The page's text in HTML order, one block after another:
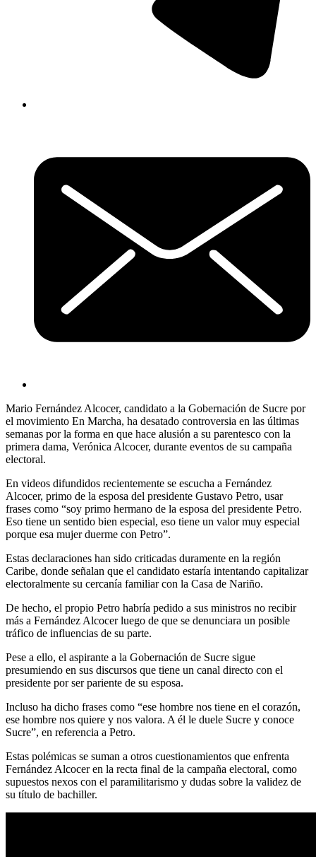
Mario Fernández Alcocer, candidato a la Gobernación de Sucre por
el movimiento En Marcha, ha desatado controversia en las últimas
semanas por la forma en que hace alusión a su parentesco con la
primera dama, Verónica Alcocer, durante eventos de su campaña
electoral.
En videos difundidos recientemente se escucha a Fernández
Alcocer, primo de la esposa del presidente Gustavo Petro, usar
frases como “soy primo hermano de la esposa del presidente Petro.
Eso tiene un sentido bien especial, eso tiene un valor muy especial
porque esa mujer duerme con Petro”.
Estas declaraciones han sido criticadas duramente en la región
Caribe, donde señalan que el candidato estaría intentando capitalizar
electoralmente su cercanía familiar con la Casa de Nariño.
De hecho, el propio Petro habría pedido a sus ministros no recibir
más a Fernández Alcocer luego de que se denunciara un posible
tráfico de influencias de su parte.
Pese a ello, el aspirante a la Gobernación de Sucre sigue
presumiendo en sus discursos que tiene un canal directo con el
presidente por ser pariente de su esposa.
Incluso ha dicho frases como “ese hombre nos tiene en el corazón,
ese hombre nos quiere y nos valora. A él le duele Sucre y conoce
Sucre”, en referencia a Petro.
Estas polémicas se suman a otros cuestionamientos que enfrenta
Fernández Alcocer en la recta final de la campaña electoral, como
supuestos nexos con el paramilitarismo y dudas sobre la validez de
su título de bachiller.